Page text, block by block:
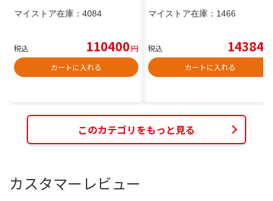
マイストア在庫： 4084
税込 110400円
カートに入れる
マイストア在庫： 1466
税込 14384
カートに入れる
このカテゴリをもっと見る
カスタマーレビュー